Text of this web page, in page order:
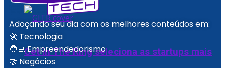
Get in The Ring seleciona as startups mais
Adoçando seu dia com os melhores conteúdos em:
🚀 Tecnologia
🧑‍💻 Empreendedorismo
🤝 Negócios